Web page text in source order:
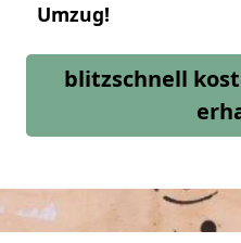
Umzug!
blitzschnell